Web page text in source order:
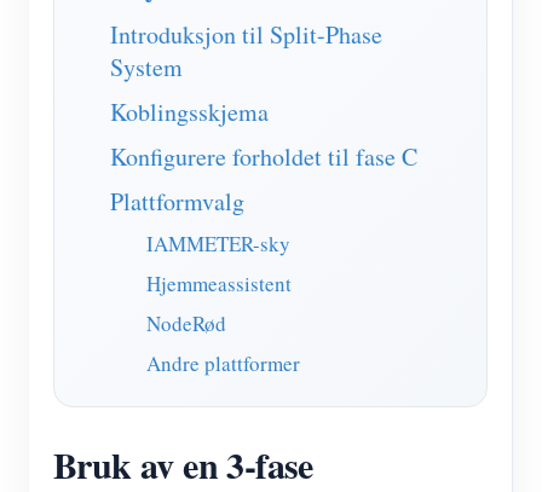
System for energiprognoser og -simulering
applikasjoner
Solar PV System Energy Monitor
Strømforbruksmåler
PV-varmekontrollsystem
Hjemmeautomatisering
butikk
Ressurser
Dokument
Opplæringsvideo
FAQ
Nyheter
Samfunnet
Utvikler
Utforske
Belønningsprogram
Ta kontakt med
Introduksjon til Split-Phase
System
Koblingsskjema
Konfigurere forholdet til fase C
Plattformvalg
IAMMETER-sky
Hjemmeassistent
NodeRød
Andre plattformer
Bruk av en 3-fase